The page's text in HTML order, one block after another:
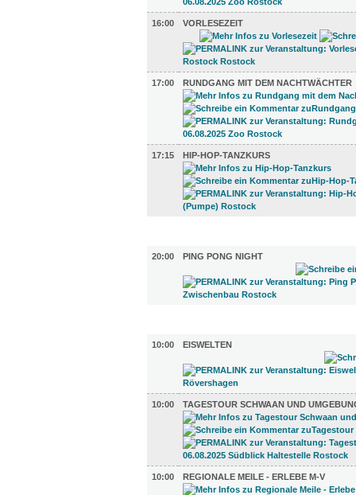
16:00 VORLESEZEIT
17:00 RUNDGANG MIT DEM NACHTWÄCHTER
17:15 HIP-HOP-TANZKURS
20:00
PING PONG NIGHT
10:00
EISWELTEN
10:00 TAGESTOUR SCHWAAN UND
10:00 REGIONALE MEILE - ERLEBE M-V